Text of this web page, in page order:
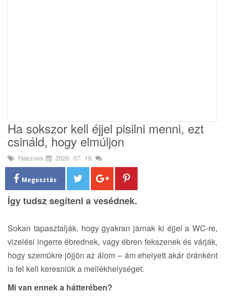
Ha sokszor kell éjjel pisilni menni, ezt
csináld, hogy elmúljon
Hasznos 2026. 07. 19.
Megosztás
Így tudsz segíteni a vesédnek.
Sokan tapasztalják, hogy gyakran járnak ki éjjel a WC-re,
vizelési ingerre ébrednek, vagy ébren fekszenek és várják,
hogy szemükre jöjjön az álom – ám ehelyett akár óránként
is fel kell keresniük a mellékhelységet.
Mi van ennek a hátterében?